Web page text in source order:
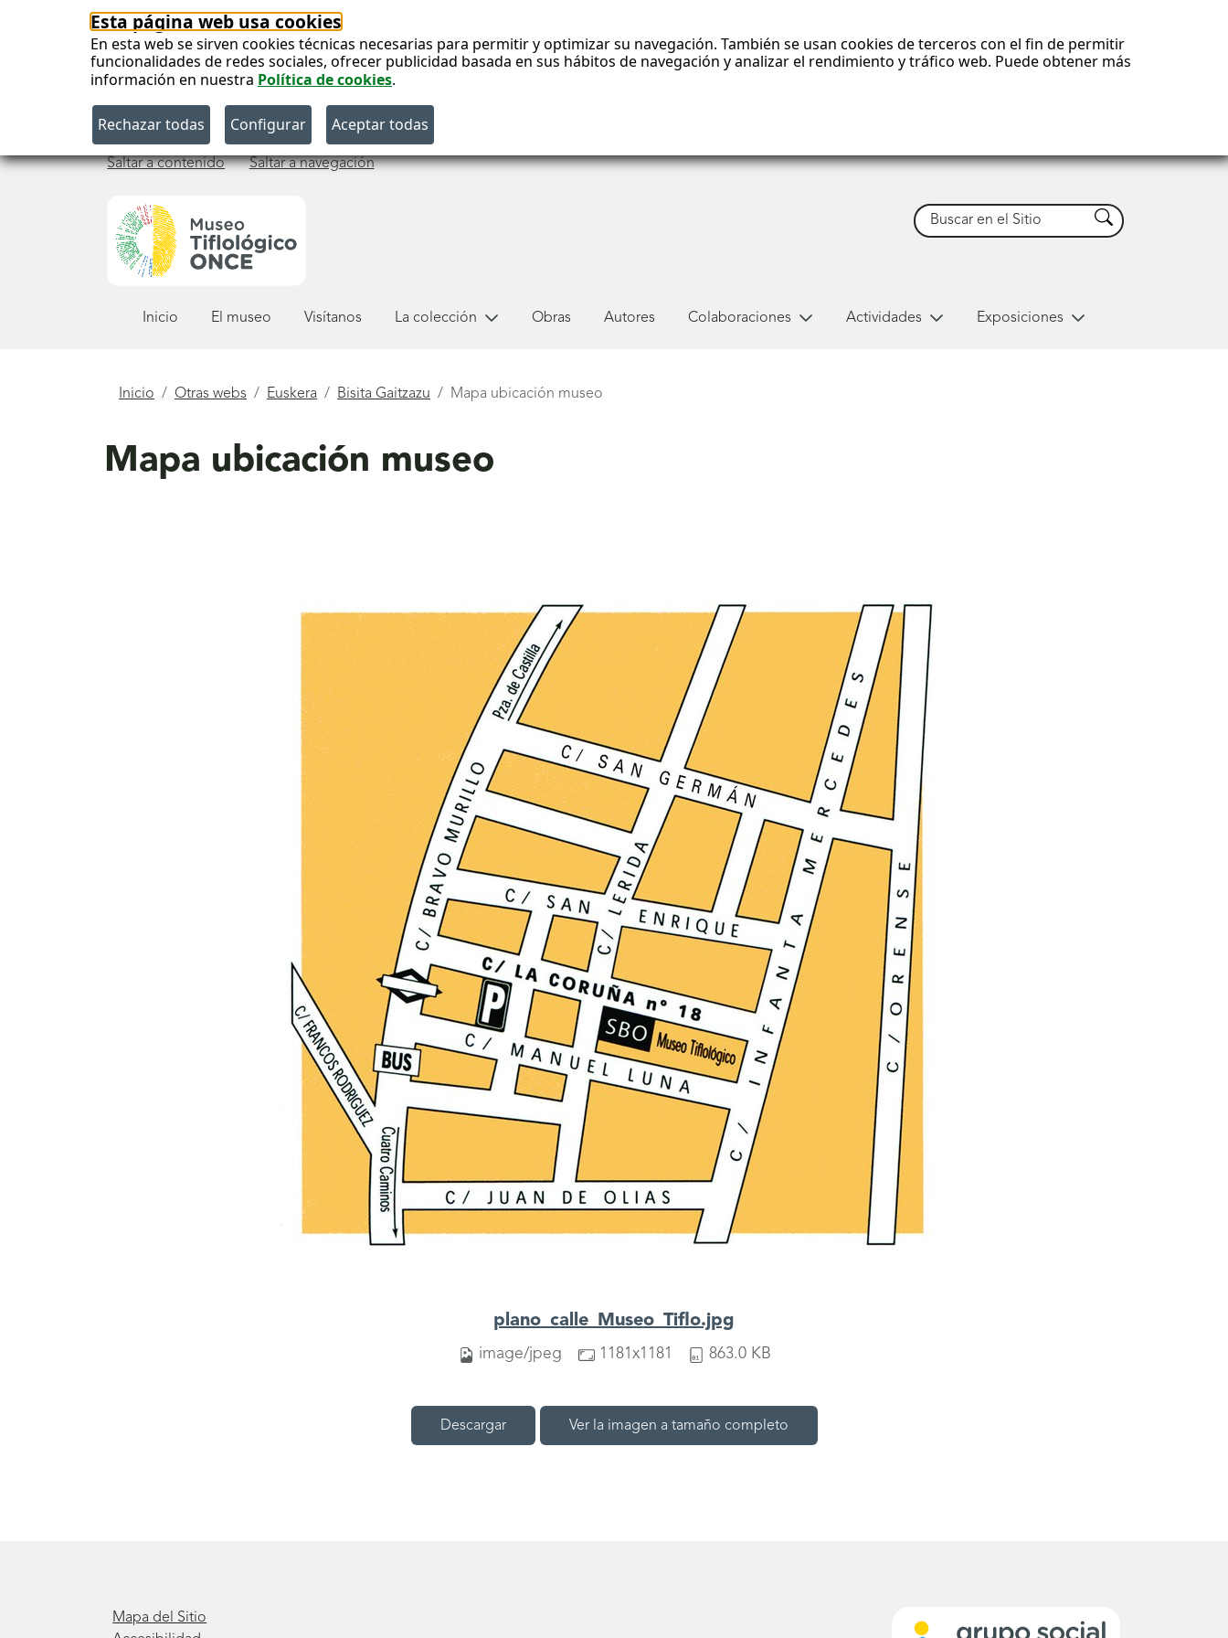
Esta página web usa cookies
En esta web se sirven cookies técnicas necesarias para permitir y optimizar su navegación. También se usan cookies de terceros con el fin de permitir
funcionalidades de redes sociales, ofrecer publicidad basada en sus hábitos de navegación y analizar el rendimiento y tráfico web. Puede obtener más
información en nuestra Política de cookies.
Saltar a contenido Saltar a navegación
Buscar Buscar
Inicio El museo Visítanos La colección Obras Autores Colaboraciones Actividades Exposiciones
Está
Inicio Otras webs Euskera Bisita Gaitzazu Mapa ubicación museo
Mapa ubicación museo
plano_calle_Museo_Tiflo.jpg
image/jpeg 1181x1181 863.0 KB
Descargar Ver la imagen a tamaño completo
Mapa del Sitio